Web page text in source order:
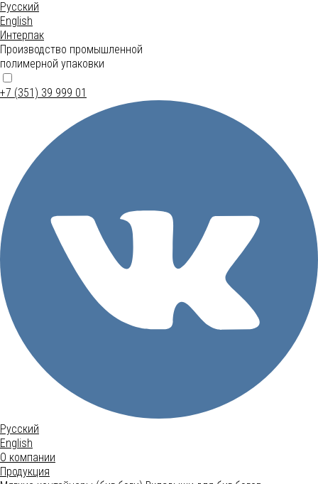
Русский
English
Интерпак
Производство промышленной
полимерной упаковки
+7 (351) 39 999 01
Русский
English
О компании
Продукция